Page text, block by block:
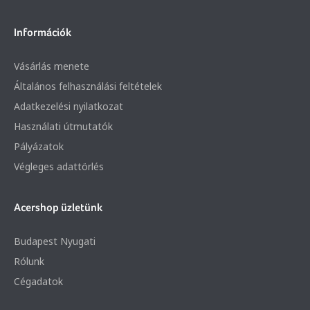
Információk
Vásárlás menete
Általános felhasználási feltételek
Adatkezelési nyilatkozat
Használati útmutatók
Pályázatok
Végleges adattörlés
Acershop üzletünk
Budapest Nyugati
Rólunk
Cégadatok